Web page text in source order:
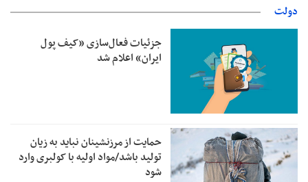
دولت
جزئیات فعال‌سازی «کیف پول
ایران» اعلام شد
حمایت از مرزنشینان نباید به زیان
تولید باشد/مواد اولیه با کولبری وارد
شود